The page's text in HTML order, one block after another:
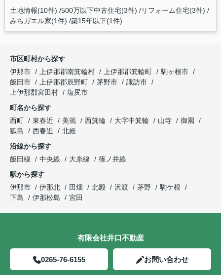
土地情報(10件) 500万以下中古住宅(3件) リフォーム住宅(3件)
みちガエル家(1件) 築15年以下(1件)
市区町村から探す
伊那市
上伊那郡南箕輪村 上伊那郡箕輪町
駒ヶ根市
飯田市
上伊那郡辰野町 茅野市
諏訪市
上伊那郡宮田村
塩尻市
町名から探す
西町
東春近 美篶 西箕輪 大字中箕輪 山寺
御園
狐島
西春近
北殿
沿線から探す
飯田線
中央線 大糸線
篠ノ井線
駅から探す
伊那市
伊那北 田畑 北殿 沢渡 茅野
駒ケ根
下島
伊那松島 宮田
有限会社井口不動産
0265-76-6155 お問い合わせ